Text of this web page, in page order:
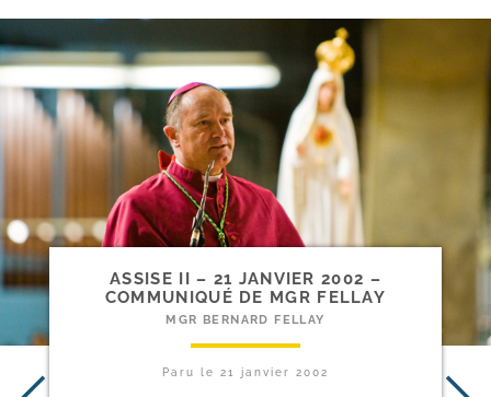
ASSISE II – 21 JANVIER 2002 –
COMMUNIQUÉ DE MGR FELLAY
MGR BERNARD FELLAY
Paru le 21 janvier 2002